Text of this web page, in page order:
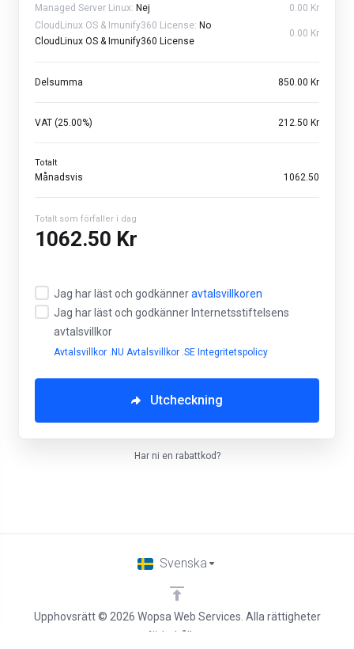
Managed Server Linux: Nej
0.00 Kr
CloudLinux OS & Imunify360 License: No
CloudLinux OS & Imunify360 License
0.00 Kr
Delsumma 850.00 Kr
VAT (25.00%) 212.50 Kr
Totalt
Månadsvis 1062.50
Totalt som förfaller i dag
1062.50 Kr
Utcheckning
Jag har läst och godkänneravtalsvillkoren
Jag har läst och godkänner Internetsstiftelsens
avtalsvillkor
Avtalsvillkor .NU Avtalsvillkor .SE Integritetspolicy
Har ni en rabattkod?
Upphovsrätt © 2026 Wopsa Web Services. Alla rättigheter
förbehållna.
Svenska